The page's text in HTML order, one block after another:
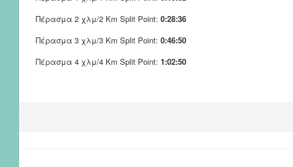
Πέρασμα 2 χλμ/2 Km Split Point: 0:28:36
Πέρασμα 3 χλμ/3 Km Split Point: 0:46:50
Πέρασμα 4 χλμ/4 Km Split Point: 1:02:50